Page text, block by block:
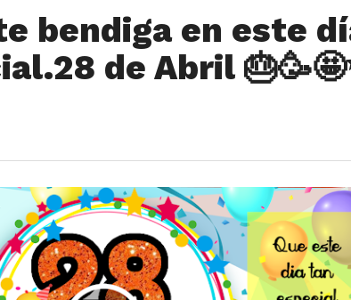
bendiga en este
de Abril